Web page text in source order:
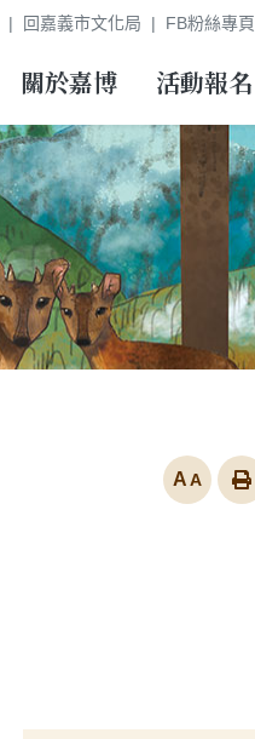
回嘉義市文化局 FB粉絲專頁
關於嘉博 活動報名
放大